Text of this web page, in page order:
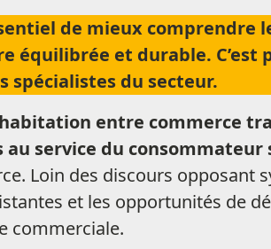
de mieux comprendre
équilibrée et durable. C’est
spécialistes du secteur.
entre commerce
service du consommateur
Loin des discours
et les opportunités de
commerciale.